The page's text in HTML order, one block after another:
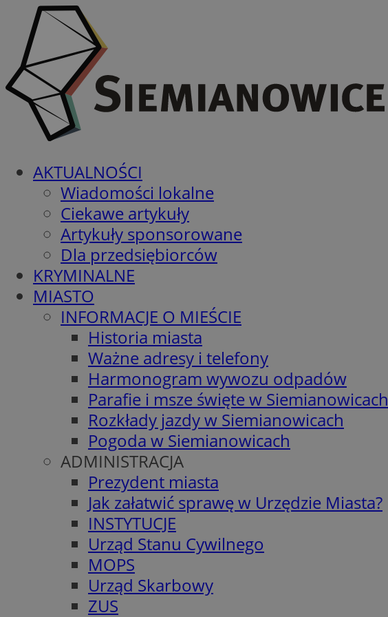
AKTUALNOŚCI
Wiadomości lokalne
Ciekawe artykuły
Artykuły sponsorowane
Dla przedsiębiorców
KRYMINALNE
MIASTO
INFORMACJE O MIEŚCIE
Historia miasta
Ważne adresy i telefony
Harmonogram wywozu odpadów
Parafie i msze święte w Siemianowicach
Rozkłady jazdy w Siemianowicach
Pogoda w Siemianowicach
ADMINISTRACJA
Prezydent miasta
Jak załatwić sprawę w Urzędzie Miasta?
INSTYTUCJE
Urząd Stanu Cywilnego
MOPS
Urząd Skarbowy
ZUS